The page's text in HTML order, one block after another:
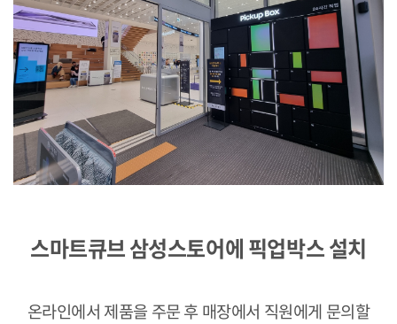
스마트큐브삼성스토어에 픽업박스 설치
온라인에서 제품을 주문 후 매장에서 직원에게 문의할